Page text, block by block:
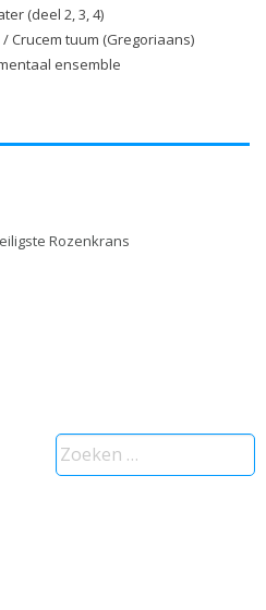
(deel 2, 3, 4)
Crucem tuum (Gregoriaans)
ensemble
Rozenkrans
Zoeken
naar: